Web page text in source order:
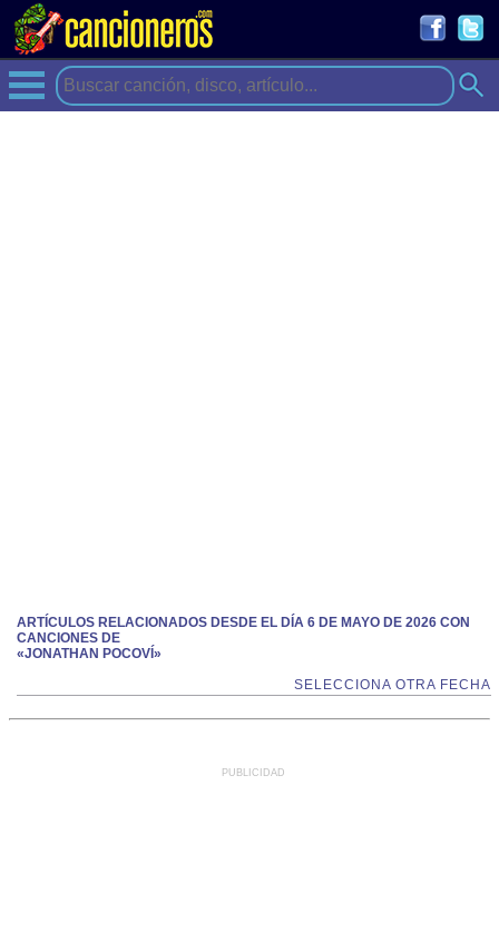
ARTÍCULOS RELACIONADOS DESDE EL DÍA 6 DE MAYO DE 2026 CON
CANCIONES DE
«JONATHAN POCOVÍ»
SELECCIONA OTRA FECHA
PUBLICIDAD